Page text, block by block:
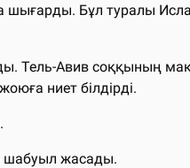
шығарды. Бұл туралы
Тель-Авив соққының
ниет білдірді.
шабуыл жасады.